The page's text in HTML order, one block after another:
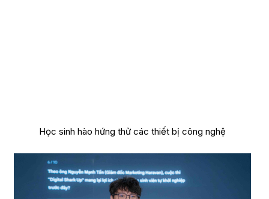
Học sinh hào hứng thử các thiết bị công nghệ